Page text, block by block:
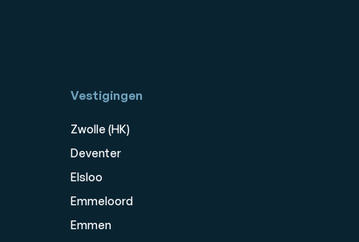
Vestigingen
Zwolle (HK)
Deventer
Elsloo
Emmeloord
Emmen